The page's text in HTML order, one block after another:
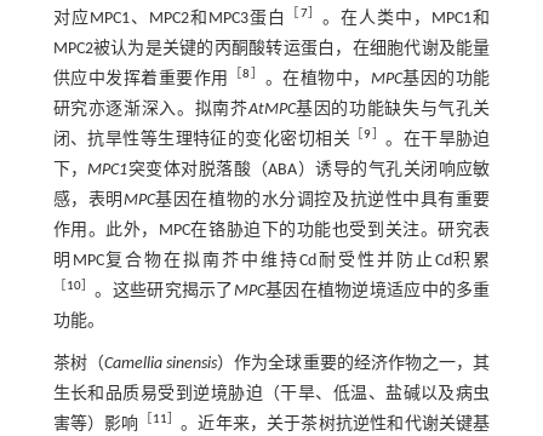
对应MPC1、MPC2和MPC3蛋白
7］ 。在人类中，MPC1和
MPC2被认为是关键的丙酮酸转运蛋白，在细胞代谢及能量
供应中发挥着重要作用
［8 。在植物中， MPC基因的功能
研究亦逐渐深入。拟南芥AtMPC基因的功能缺失与气孔关
闭、抗旱性等生理特征的变化密切相关 ［9
。在干旱胁迫
下，MPC1突变体对脱落酸（ABA）诱导的气孔关闭响应敏
感，表明 MPC基因在植物的水分调控及抗逆性中具有重要
作用。此外，MPC在铬胁迫下的功能也受到关注。研究表
明MPC复合物在拟南芥中维持Cd耐受性并防止Cd积累
10］ 。这些研究揭示了 MPC基因在植物逆境适应中的多重
功能。
茶树（Camellia sinensis）作为全球重要的经济作物之一，其
生长和品质易受到逆境胁迫（干旱、低温、盐碱以及病虫
害等）影响
11
。近年来，关于茶树抗逆性和代谢关键基